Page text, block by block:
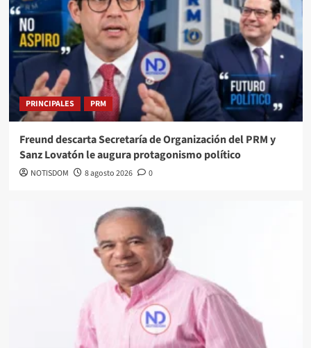
PRINCIPALES PRM
Freund descarta Secretaría de Organización del PRM y
Sanz Lovatón le augura protagonismo político
NOTISDOM 8 agosto 2026 0